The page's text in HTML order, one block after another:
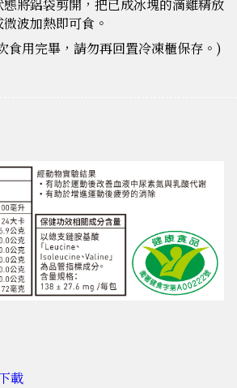
將鋁袋剪開，把已成冰塊的滴雞精放
波加熱即可食。
食用完畢，請勿再回置冷凍櫃保存。)
載